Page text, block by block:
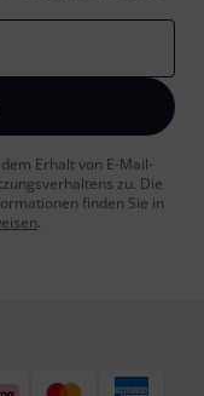
Erhalt von E-Mail-
zu. Die
finden Sie in
.